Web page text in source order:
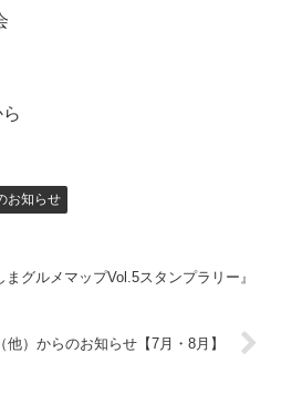
お知らせ
まグルメマップVol.5スタンプラリー』
他）からのお知らせ【7月・8月】